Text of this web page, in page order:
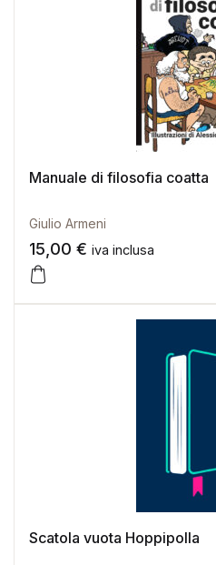
Manuale di filosofia coatta
Giulio Armeni
15,00 € iva inclusa
Scatola vuota Hoppipolla